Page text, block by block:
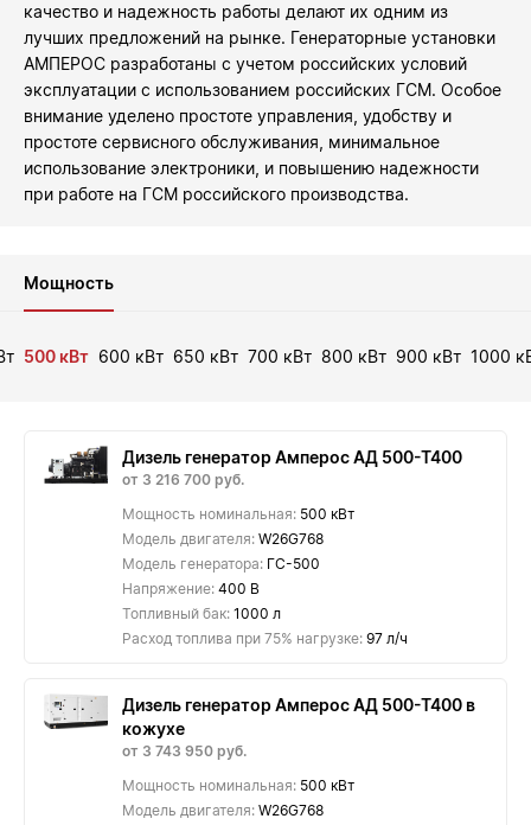
качество и надежность работы делают их одним из
лучших предложений на рынке. Генераторные установки
АМПЕРОС разработаны с учетом российских условий
эксплуатации с использованием российских ГСМ. Особое
внимание уделено простоте управления, удобству и
простоте сервисного обслуживания, минимальное
использование электроники, и повышению надежности
при работе на ГСМ российского производства.
Мощность
500 кВт 600 кВт 650 кВт 700 кВт 800 кВт 900 кВт 1000
Дизель генератор Амперос АД 500-Т400
от 3 216 700 руб.
Мощность номинальная: 500 кВт
Модель двигателя: W26G768
Модель генератора: ГС-500
Напряжение: 400 В
Топливный бак: 1000 л
Расход топлива при 75% нагрузке: 97 л/ч
Дизель генератор Амперос АД 500-Т400 в
кожухе
от 3 743 950 руб.
Мощность номинальная: 500 кВт
Модель двигателя: W26G768